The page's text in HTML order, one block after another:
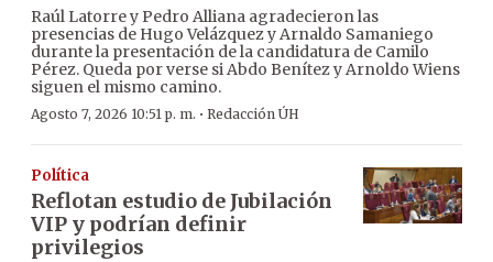
Raúl Latorre y Pedro Alliana agradecieron las
presencias de Hugo Velázquez y Arnaldo Samaniego
durante la presentación de la candidatura de Camilo
Pérez. Queda por verse si Abdo Benítez y Arnoldo Wiens
siguen el mismo camino.
Agosto 7, 2026 10:51 p. m. · Redacción ÚH
Política
Reflotan estudio de Jubilación
VIP y podrían definir
privilegios